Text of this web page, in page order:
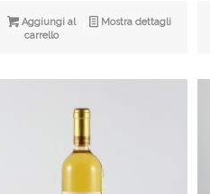
Aggiungi al
carrello
Mostra dettagli